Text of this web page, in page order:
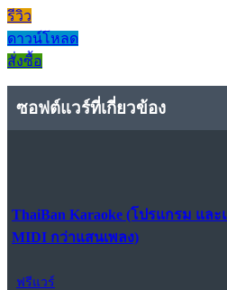
รีวิว
ดาวน์โหลด
สั่งซื้อ
ซอฟต์แวร์ที่เกี่ยวข้อง
ThaiBan Karaoke (โปรแกรม แล
MIDI กว่าแสนเพลง)
ฟรีแวร์